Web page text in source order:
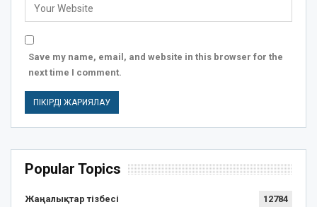
Save my name, email, and website in this browser for the
next time I comment.
Popular Topics
Жаңалықтар тізбесі 12784